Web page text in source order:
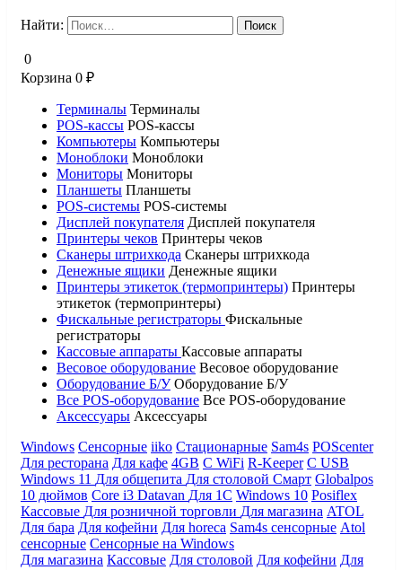
Найти:
0
Корзина 0 ₽
Терминалы Терминалы
POS-кассы POS-кассы
Компьютеры Компьютеры
Моноблоки Моноблоки
Мониторы Мониторы
Планшеты Планшеты
POS-системы POS-системы
Дисплей покупателя Дисплей покупателя
Принтеры чеков Принтеры чеков
Сканеры штрихкода Сканеры штрихкода
Денежные ящики Денежные ящики
Принтеры этикеток (термопринтеры) Принтеры
этикеток (термопринтеры)
Фискальные регистраторы Фискальные
регистраторы
Кассовые аппараты Кассовые аппараты
Весовое оборудование Весовое оборудование
Оборудование Б/У Оборудование Б/У
Все POS-оборудование Все POS-оборудование
Аксессуары Аксессуары
Windows Сенсорные iiko Стационарные Sam4s POScenter
Для ресторана Для кафе 4GB С WiFi R-Keeper С USB
Windows 11 Для общепита Для столовой Смарт Globalpos
10 дюймов Core i3 Datavan Для 1С Windows 10 Posiflex
Кассовые Для розничной торговли Для магазина ATOL
Для бара Для кофейни Для horeca Sam4s сенсорные Atol
сенсорные Сенсорные на Windows
Для магазина Кассовые Для столовой Для кофейни Для